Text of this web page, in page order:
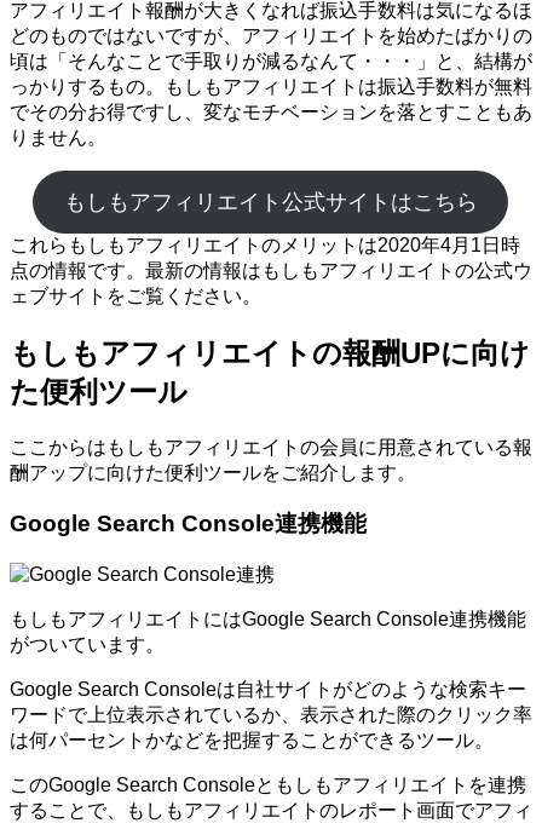
アフィリエイト報酬が大きくなれば振込手数料は気になるほ
どのものではないですが、アフィリエイトを始めたばかりの
頃は「そんなことで手取りが減るなんて・・・」と、結構が
っかりするもの。もしもアフィリエイトは振込手数料が無料
でその分お得ですし、変なモチベーションを落とすこともあ
りません。
もしもアフィリエイト公式サイトはこちら
これらもしもアフィリエイトのメリットは2020年4月1日時
点の情報です。最新の情報はもしもアフィリエイトの公式ウ
ェブサイトをご覧ください。
もしもアフィリエイトの報酬UPに向け
た便利ツール
ここからはもしもアフィリエイトの会員に用意されている報
酬アップに向けた便利ツールをご紹介します。
Google Search Console連携機能
もしもアフィリエイトにはGoogle Search Console連携機能
がついています。
Google Search Consoleは自社サイトがどのような検索キー
ワードで上位表示されているか、表示された際のクリック率
は何パーセントかなどを把握することができるツール。
このGoogle Search Consoleともしもアフィリエイトを連携
することで、もしもアフィリエイトのレポート画面でアフィ